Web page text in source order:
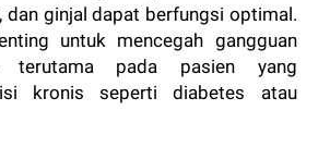
dan ginjal dapat berfungsi optimal.
untuk mencegah gangguan
terutama pada pasien yang
kronis seperti diabetes atau